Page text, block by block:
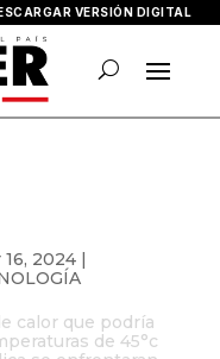
VERSIÓN DIGITAL
16, 2024|
calor que podría
de 45°c